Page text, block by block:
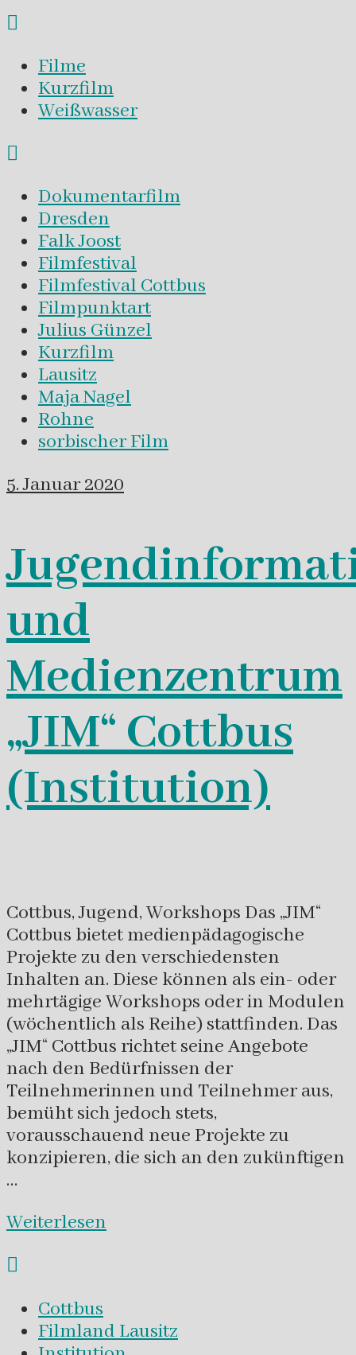
Filme
Kurzfilm
Weißwasser
Dokumentarfilm
Dresden
Falk Joost
Filmfestival
Filmfestival Cottbus
Filmpunktart
Julius Günzel
Kurzfilm
Lausitz
Maja Nagel
Rohne
sorbischer Film
5. Januar 2020
und
Medienzentrum
„JIM“ Cottbus
(Institution)
Cottbus, Jugend, Workshops Das „JIM“
Cottbus bietet medienpädagogische
Projekte zu den verschiedensten
Inhalten an. Diese können als ein- oder
mehrtägige Workshops oder in Modulen
(wöchentlich als Reihe) stattfinden. Das
„JIM“ Cottbus richtet seine Angebote
nach den Bedürfnissen der
Teilnehmerinnen und Teilnehmer aus,
bemüht sich jedoch stets,
vorausschauend neue Projekte zu
konzipieren, die sich an den zukünftigen
…
Weiterlesen
Cottbus
Filmland Lausitz